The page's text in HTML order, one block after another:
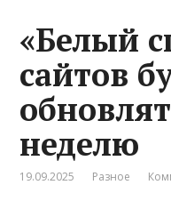
«Белый
сайтов
неделю
19.09.2025 Разное